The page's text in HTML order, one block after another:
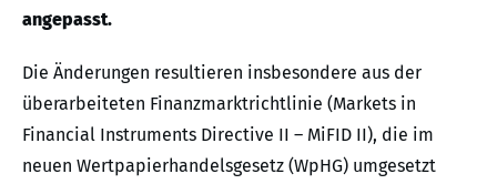
angepasst.
Die Änderungen resultieren insbesondere aus der
überarbeiteten Finanzmarktrichtlinie (Markets in
Financial Instruments Directive II – MiFID II), die im
neuen Wertpapierhandelsgesetz (WpHG) umgesetzt